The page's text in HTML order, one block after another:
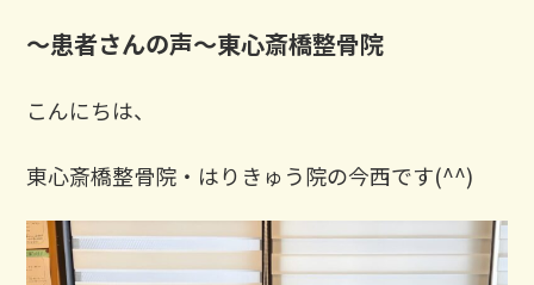
～患者さんの声～東心斎橋整骨院
こんにちは、
東心斎橋整骨院・はりきゅう院の今西です(^^)